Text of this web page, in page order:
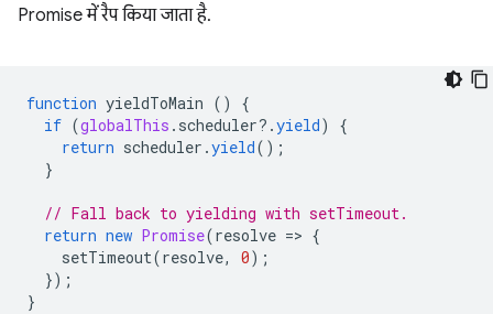
Promise में रैप किया जाता है.
function yieldToMain ()
{
if (globalThis . scheduler? .yield)
{
return scheduler .yield();
}
// Fall back to yielding with setTimeout.
return new Promise(resolve => {
setTimeout(resolve, 0);
});
}